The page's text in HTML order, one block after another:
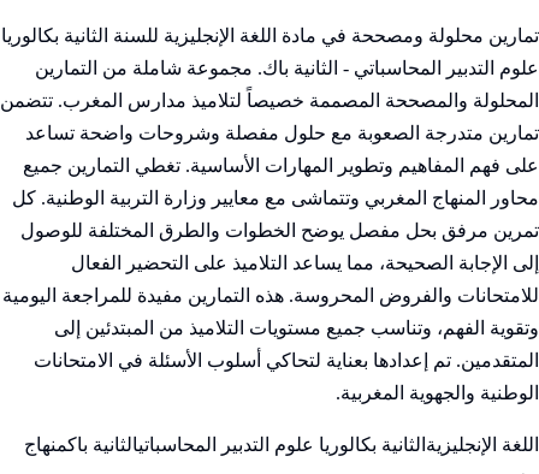
تمارين محلولة ومصححة في مادة اللغة الإنجليزية للسنة الثانية بكالوريا
علوم التدبير المحاسباتي - الثانية باك. مجموعة شاملة من التمارين
المحلولة والمصححة المصممة خصيصاً لتلاميذ مدارس المغرب. تتضمن
تمارين متدرجة الصعوبة مع حلول مفصلة وشروحات واضحة تساعد
على فهم المفاهيم وتطوير المهارات الأساسية. تغطي التمارين جميع
محاور المنهاج المغربي وتتماشى مع معايير وزارة التربية الوطنية. كل
تمرين مرفق بحل مفصل يوضح الخطوات والطرق المختلفة للوصول
إلى الإجابة الصحيحة، مما يساعد التلاميذ على التحضير الفعال
للامتحانات والفروض المحروسة. هذه التمارين مفيدة للمراجعة اليومية
وتقوية الفهم، وتناسب جميع مستويات التلاميذ من المبتدئين إلى
المتقدمين. تم إعدادها بعناية لتحاكي أسلوب الأسئلة في الامتحانات
الوطنية والجهوية المغربية.
اللغة الإنجليزية الثانية بكالوريا علوم التدبير المحاسباتيالثانية باكمنهاج